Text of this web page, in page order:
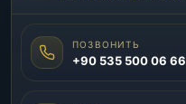
ПОЗВОНИТЬ
+90 535 500 06 66